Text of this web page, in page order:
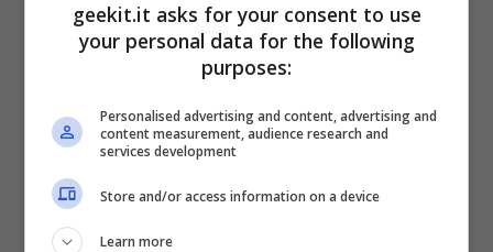
ARMORED CORE VI FIRES OF RUBICON
pieno di mecha e include battaglie rapidissime
geekit.it asks for your consent to use
your personal data for the following
purposes:
Personalised advertising and content, advertising and
content measurement, audience research and
services development
Store and/or access information on a device
Learn more